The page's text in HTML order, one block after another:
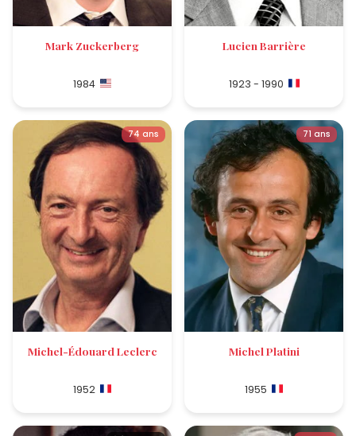
Mark Zuckerberg
1984
Lucien Barrière
1923 - 1990
74 ans
Michel-Édouard Leclerc
1952
71 ans
Michel Platini
1955